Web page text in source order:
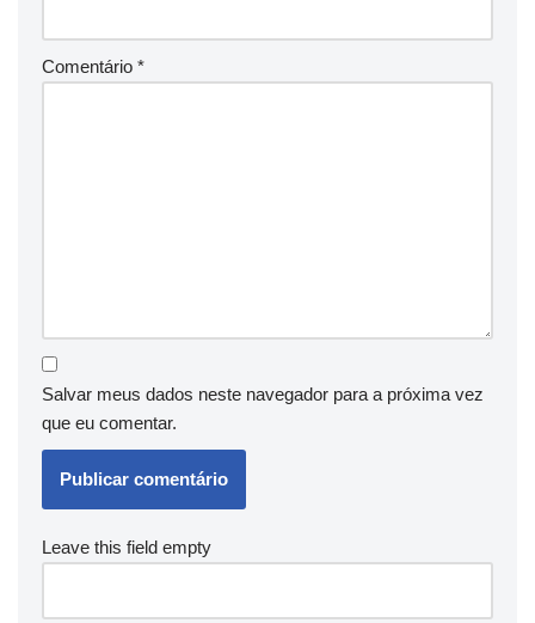
Comentário *
Salvar meus dados neste navegador para a próxima vez
que eu comentar.
Leave this field empty